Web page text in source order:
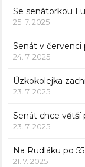
Se senátorkou
25. 7. 2025
Senát v červenci
24. 7. 2025
Úzkokolejka
23. 7. 2025
Senát chce větší
23. 7. 2025
Na Rudláku po
21. 7. 2025